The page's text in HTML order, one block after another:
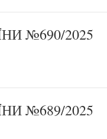
№690/2025
№689/2025